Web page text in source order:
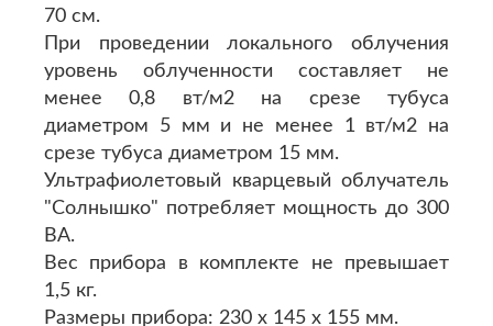
70 см.
При проведении локального облучения
уровень облученности составляет не
менее 0,8 вт/м2 на срезе тубуса
диаметром 5 мм и не менее 1 вт/м2 на
срезе тубуса диаметром 15 мм.
Ультрафиолетовый кварцевый облучатель
"Солнышко" потребляет мощность до 300
ВА.
Вес прибора в комплекте не превышает
1,5 кг.
Размеры прибора: 230 х 145 х 155 мм.